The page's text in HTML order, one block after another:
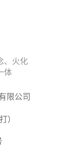
、火化
体
限公司
）